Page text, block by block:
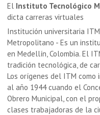
El Instituto Tecnológico
dicta carreras virtuales
Institución universitaria
Metropolitano - Es un
en Medellín, Colombia. El
tradición tecnológica, de
Los orígenes del ITM como
al año 1944 cuando el
Obrero Municipal, con el
clases trabajadoras de la